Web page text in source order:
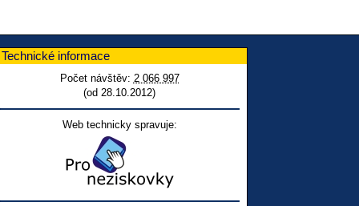
Technické informace
Počet návštěv: 2 066 997
(od 28.10.2012)
Web technicky spravuje: